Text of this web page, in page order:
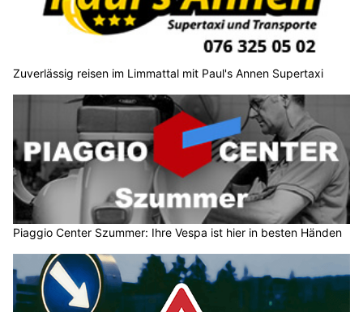
Zuverlässig reisen im Limmattal mit Paul's Annen Supertaxi
Piaggio Center Szummer: Ihre Vespa ist hier in besten Händen